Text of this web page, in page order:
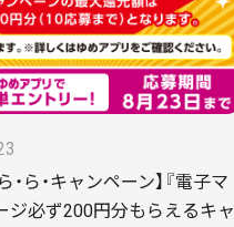
・ら・キャンペーン】『電子マ
ジ必ず200円分もらえるキャ